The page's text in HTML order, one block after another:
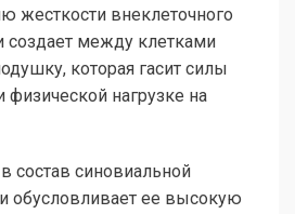
жесткости внеклеточного
создает между клетками
которая гасит силы
физической нагрузке на
состав синовиальной
обусловливает ее высокую